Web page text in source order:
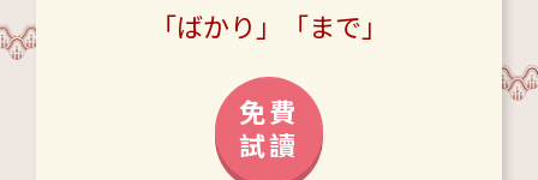
「ばかり」「まで」
免費
試讀